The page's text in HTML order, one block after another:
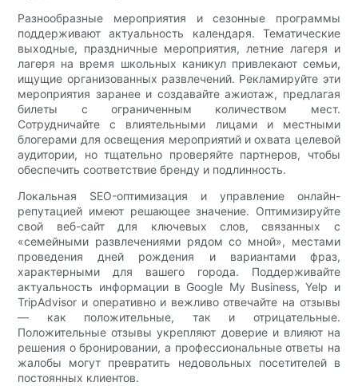
Разнообразные мероприятия и сезонные программы
поддерживают актуальность календаря. Тематические
выходные, праздничные мероприятия, летние лагеря и
лагеря на время школьных каникул привлекают семьи,
ищущие организованных развлечений. Рекламируйте эти
мероприятия заранее и создавайте ажиотаж, предлагая
билеты с ограниченным количеством мест.
Сотрудничайте с влиятельными лицами и местными
блогерами для освещения мероприятий и охвата целевой
аудитории, но тщательно проверяйте партнеров, чтобы
обеспечить соответствие бренду и подлинность.
Локальная SEO-оптимизация и управление онлайн-
репутацией имеют решающее значение. Оптимизируйте
свой веб-сайт для ключевых слов, связанных с
«семейными развлечениями рядом со мной», местами
проведения дней рождения и вариантами фраз,
характерными для вашего города. Поддерживайте
актуальность информации в Google My Business, Yelp и
TripAdvisor и оперативно и вежливо отвечайте на отзывы
— как положительные, так и отрицательные.
Положительные отзывы укрепляют доверие и влияют на
решения о бронировании, а профессиональные ответы на
жалобы могут превратить недовольных посетителей в
постоянных клиентов.